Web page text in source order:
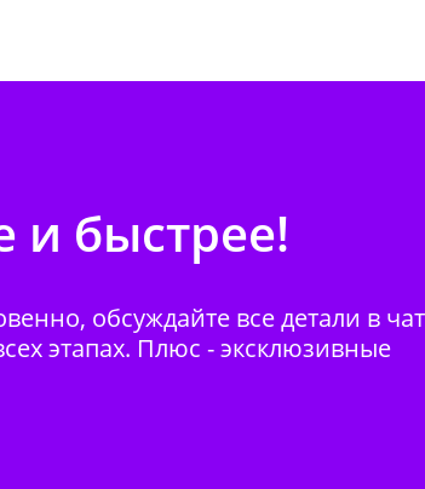
и быстрее!
обсуждайте все детали в
этапах. Плюс - эксклюзивные